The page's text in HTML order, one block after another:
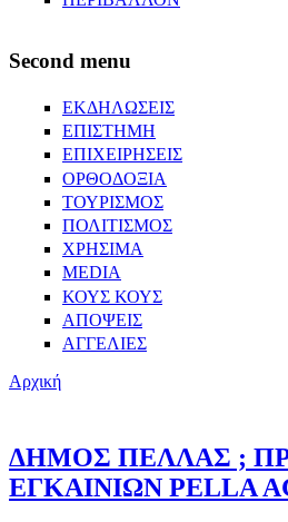
Second menu
ΕΚΔΗΛΩΣΕΙΣ
ΕΠΙΣΤΗΜΗ
ΕΠΙΧΕΙΡΗΣΕΙΣ
ΟΡΘΟΔΟΞΙΑ
ΤΟΥΡΙΣΜΟΣ
ΠΟΛΙΤΙΣΜΟΣ
ΧΡΗΣΙΜΑ
MEDIA
ΚΟΥΣ ΚΟΥΣ
ΑΠΟΨΕΙΣ
ΑΓΓΕΛΙΕΣ
Αρχική
ΔΗΜΟΣ ΠΕΛΛΑΣ ;
ΕΓΚΑΙΝΙΩΝ PELLA